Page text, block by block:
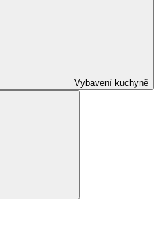
Vybavení kuchyně